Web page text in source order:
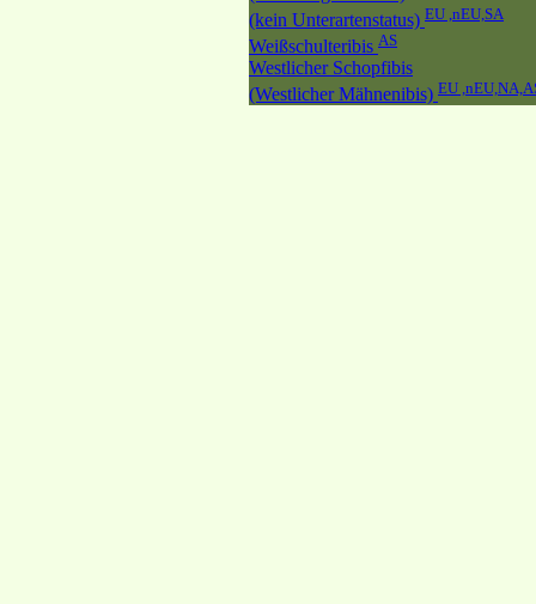
(kein Unterartenstatus) EU ,nEU,SA
Weißschulteribis AS
Westlicher Schopfibis
(Westlicher Mähnenibis) EU